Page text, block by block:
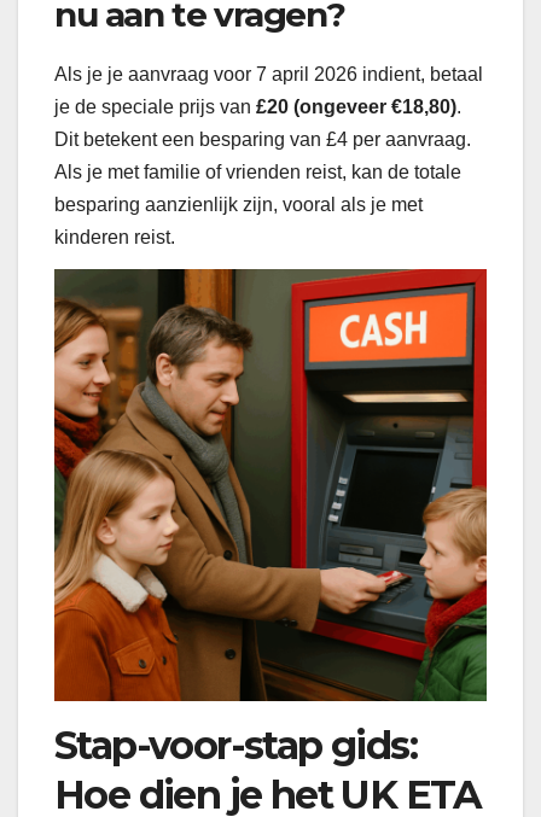
nu aan te vragen?
Als je je aanvraag voor 7 april 2026 indient, betaal
je de speciale prijs van £20 (ongeveer €18,80).
Dit betekent een besparing van £4 per aanvraag.
Als je met familie of vrienden reist, kan de totale
besparing aanzienlijk zijn, vooral als je met
kinderen reist.
Stap-voor-stap gids:
Hoe dien je het UK ETA